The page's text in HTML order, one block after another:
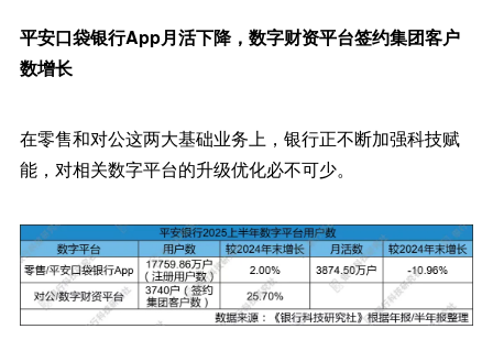
平安口袋银行App月活下降，数字财资平台签约集团客户
数增长
在零售和对公这两大基础业务上，银行正不断加强科技赋
能，对相关数字平台的升级优化必不可少。